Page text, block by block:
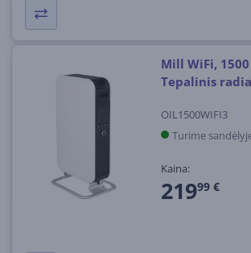
Mill WiFi,
Tepalinis
OIL1500WIFI3
Turime
Kaina:
21999 €